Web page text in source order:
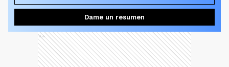
Dame un resumen
Ads